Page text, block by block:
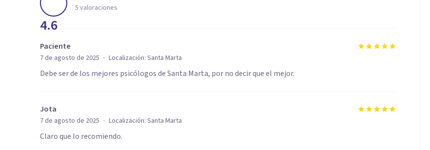
4.6
5 valoraciones
Paciente
7 de agosto de 2025 · Localización: Santa Marta
Debe ser de los mejores psicólogos de Santa Marta, por no decir que el mejor.
Jota
7 de agosto de 2025 · Localización: Santa Marta
Claro que lo recomiendo.